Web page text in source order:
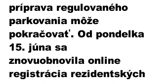
príprava regulovaného
parkovania môže
pokračovať. Od pondelka
15. júna sa
znovuobnovila online
registrácia rezidentských